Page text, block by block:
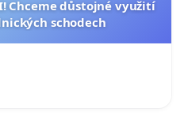
Chceme důstojné využití
schodech